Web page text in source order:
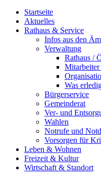
Startseite
Aktuelles
Rathaus & Service
Infos aus den
Verwaltung
Rathaus /
Mitarbeiter
Was
Bürgerservice
Gemeinderat
Ver- und
Wahlen
Notrufe und
Vorsorgen für
Leben & Wohnen
Freizeit & Kultur
Wirtschaft & Standort